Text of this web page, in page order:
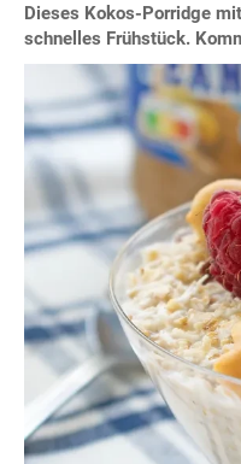
Dieses Kokos-Porridge
schnelles Frühstück.